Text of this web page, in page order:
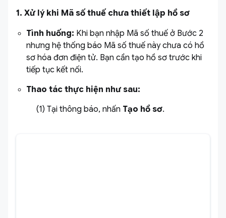
1. Xử lý khi Mã số thuế chưa thiết lập hồ sơ
Tình huống: Khi bạn nhập Mã số thuế ở Bước 2
nhưng hệ thống báo Mã số thuế này chưa có hồ
sơ hóa đơn điện tử. Bạn cần tạo hồ sơ trước khi
tiếp tục kết nối.
Thao tác thực hiện như sau:
(1) Tại thông báo, nhấn Tạo hồ sơ.